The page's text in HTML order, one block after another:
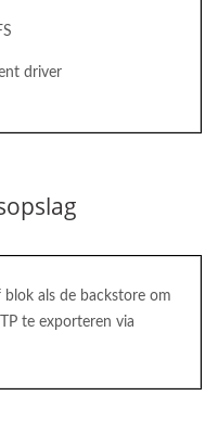
driver
blok als de backstore om
te exporteren via